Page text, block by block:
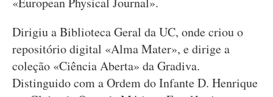
Dirigiu a Biblioteca Geral da UC, onde criou o
repositório digital «Alma Mater», e dirige a
coleção «Ciência Aberta» da Gradiva.
Distinguido com a Ordem do Infante D. Henrique